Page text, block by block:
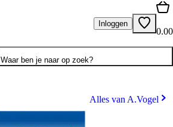
Inloggen
0.00
Waar ben je naar op zoek?
Alles van A.Vogel